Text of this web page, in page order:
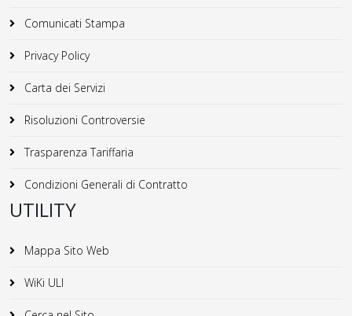
Comunicati Stampa
Privacy Policy
Carta dei Servizi
Risoluzioni Controversie
Trasparenza Tariffaria
Condizioni Generali di Contratto
UTILITY
Mappa Sito Web
WiKi ULI